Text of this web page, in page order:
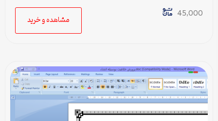
45,000
مشاهده و خرید